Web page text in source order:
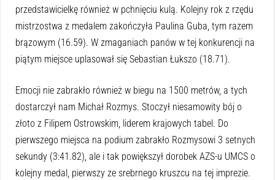
przedstawicielkę również w pchnięciu kulą. Kolejny rok z rzędu
mistrzostwa z medalem zakończyła Paulina Guba, tym razem
brązowym (16.59). W zmaganiach panów w tej konkurencji na
piątym miejsce uplasował się Sebastian Łukszo (18.71).
Emocji nie zabrakło również w biegu na 1500 metrów, a tych
dostarczył nam Michał Rozmys. Stoczył niesamowity bój o
złoto z Filipem Ostrowskim, liderem krajowych tabel. Do
pierwszego miejsca na podium zabrakło Rozmysowi 3 setnych
sekundy (3:41.82), ale i tak powiększył dorobek AZS-u UMCS o
kolejny medal, pierwszy ze srebrnego kruszcu na tej imprezie.